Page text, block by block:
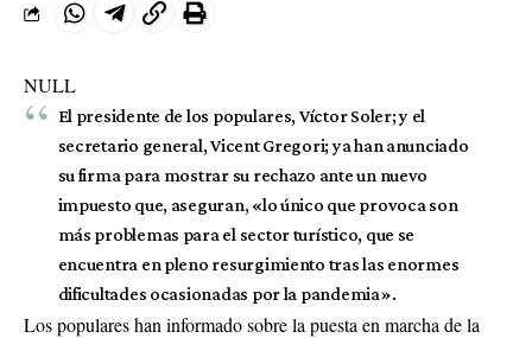
NULL
El presidente de los populares, Víctor Soler; y el
secretario general, Vicent Gregori; ya han anunciado
su firma para mostrar su rechazo ante un nuevo
impuesto que, aseguran, «lo único que provoca son
más problemas para el sector turístico, que se
encuentra en pleno resurgimiento tras las enormes
dificultades ocasionadas por la pandemia».
Los populares han informado sobre la puesta en marcha de la